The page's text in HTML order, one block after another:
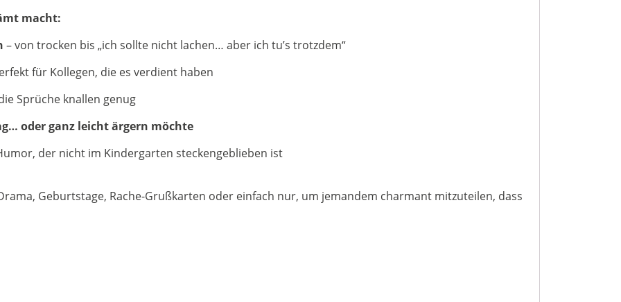
macht:
– von trocken bis „ich sollte nicht lachen… aber ich tu’s trotzdem“
für Kollegen, die es verdient haben
Sprüche knallen genug
oder ganz leicht ärgern möchte
der nicht im Kindergarten steckengeblieben ist
Geburtstage, Rache-Grußkarten oder einfach nur, um jemandem charmant mitzuteilen, dass